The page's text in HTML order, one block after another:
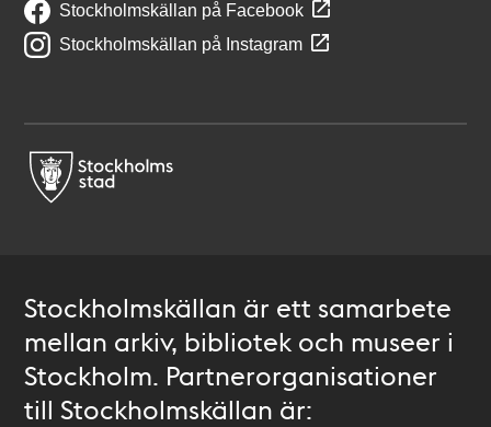
Stockholmskällan på Facebook
Stockholmskällan på Instagram
Stockholmskällan är ett samarbete
mellan arkiv, bibliotek och museer i
Stockholm. Partnerorganisationer
till Stockholmskällan är: